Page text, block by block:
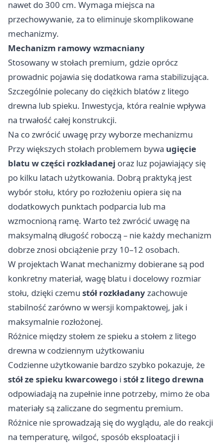
nawet do 300 cm. Wymaga miejsca na
przechowywanie, za to eliminuje skomplikowane
mechanizmy.
Mechanizm ramowy wzmacniany
Stosowany w stołach premium, gdzie oprócz
prowadnic pojawia się dodatkowa rama stabilizująca.
Szczególnie polecany do ciężkich blatów z litego
drewna lub spieku. Inwestycja, która realnie wpływa
na trwałość całej konstrukcji.
Na co zwrócić uwagę przy wyborze mechanizmu
Przy większych stołach problemem bywa ugięcie
blatu w części rozkładanej oraz luz pojawiający się
po kilku latach użytkowania. Dobrą praktyką jest
wybór stołu, który po rozłożeniu opiera się na
dodatkowych punktach podparcia lub ma
wzmocnioną ramę. Warto też zwrócić uwagę na
maksymalną długość roboczą – nie każdy mechanizm
dobrze znosi obciążenie przy 10–12 osobach.
W projektach Wanat mechanizmy dobierane są pod
konkretny materiał, wagę blatu i docelowy rozmiar
stołu, dzięki czemu stół rozkładanyzachowuje
stabilność zarówno w wersji kompaktowej, jak i
maksymalnie rozłożonej.
Różnice między stołem ze spieku a stołem z litego
drewna w codziennym użytkowaniu
Codzienne użytkowanie bardzo szybko pokazuje, że
stół ze spieku kwarcowego i stół z litego drewna
odpowiadają na zupełnie inne potrzeby, mimo że oba
materiały są zaliczane do segmentu premium.
Różnice nie sprowadzają się do wyglądu, ale do reakcji
na temperaturę, wilgoć, sposób eksploatacji i